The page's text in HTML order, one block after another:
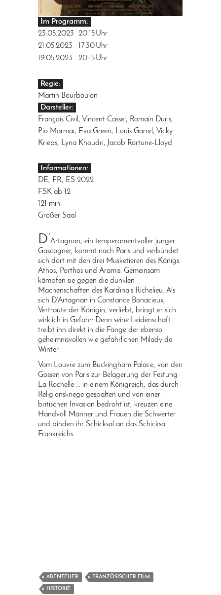
Im Programm:
23.05.2023
20:15Uhr
21.05.2023
17:30Uhr
19.05.2023
20:15Uhr
Regie:
Martin Bourboulon
Darsteller:
François Civil, Vincent Cassel, Romain Duris,
Pio Marmaï, Eva Green, Louis Garrel, Vicky
Krieps, Lyna Khoudri, Jacob Rortune-Lloyd
Informationen:
DE, FR, ES 2022
FSK ab 12
121 min
Großer Saal
D’Artagnan, ein temperamentvoller junger
Gascogner, kommt nach Paris und verbündet
sich dort mit den drei Musketieren des Königs:
Athos, Porthos und Aramis. Gemeinsam
kämpfen sie gegen die dunklen
Machenschaften des Kardinals Richelieu. Als
sich D’Artagnan in Constance Bonacieux,
Vertraute der Königin, verliebt, bringt er sich
wirklich in Gefahr: Denn seine Leidenschaft
treibt ihn direkt in die Fänge der ebenso
geheimnisvollen wie gefährlichen Milady de
Winter.
Vom Louvre zum Buckingham Palace, von den
Gossen von Paris zur Belagerung der Festung
La Rochelle … in einem Königreich, das durch
Religionskriege gespalten und von einer
britischen Invasion bedroht ist, kreuzen eine
Handvoll Männer und Frauen die Schwerter
und binden ihr Schicksal an das Schicksal
Frankreichs.
ABENTEUER FRANZÖSISCHER FILM
HISTORIE